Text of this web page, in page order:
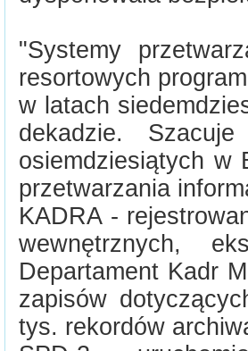
"Systemy
resortowych
w latach
dekadzie.
osiemdziesiątych w
przetwarzania
KADRA -
wewnętrznych,
Departament Kadr
zapisów
tys. rekordów